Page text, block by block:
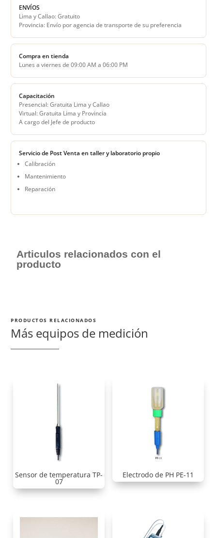
ENVÍOS
Lima y Callao: Gratuito
Provincia: Envío por agencia de transporte de su preferencia
Compra en tienda
Lunes a viernes de 09:00 AM a 06:00 PM
Capacitación
Presencial: Gratuita Lima y Callao
Virtual: Gratuita Lima y Provincia
A cargo del Jefe de producto
Servicio de Post Venta en taller y laboratorio propio
Calibración
Mantenimiento
Reparación
Articulos relacionados con el
producto
PRODUCTOS RELACIONADOS
Más equipos de medición
Sensor de temperatura TP-
07
Electrodo de PH PE-11